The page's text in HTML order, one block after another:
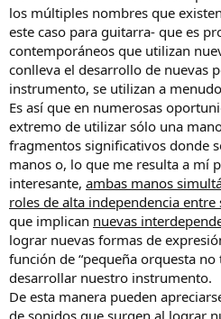
los múltiples nombres que
este caso para guitarra- que es
contemporáneos que utilizan
conlleva el desarrollo de nuevas
instrumento, se utilizan a menudo
Es así que en numerosas
extremo de utilizar sólo una
fragmentos significativos donde
manos o, lo que me resulta a mí
interesante, ambas manos
roles de alta independencia entre
que implican nuevas
lograr nuevas formas de
función de “pequeña orquesta no
desarrollar nuestro instrumento.
De esta manera pueden
de sonidos que surgen al lograr